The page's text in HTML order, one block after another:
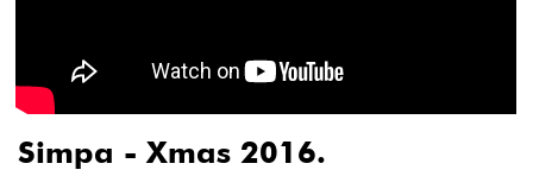
Simpa - Xmas 2016.